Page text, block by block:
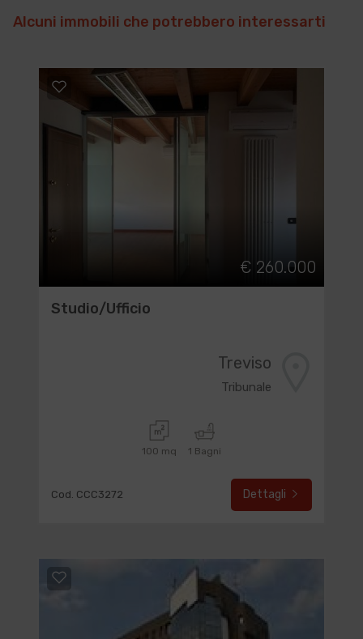
Alcuni immobili che potrebbero interessarti
€ 260.000
Studio/Ufficio
Treviso
Tribunale
100 mq 1 Bagni
Cod. CCC3272 Dettagli